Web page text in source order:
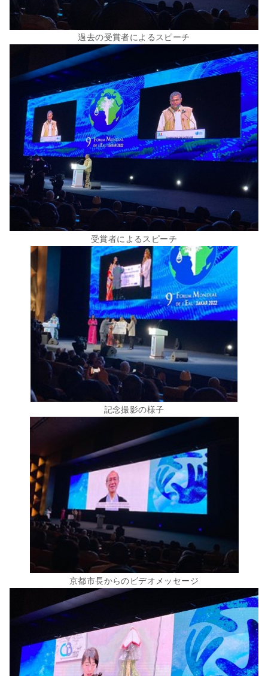
過去の受賞者によるスピーチ
受賞者によるスピーチ
記念撮影の様子
京都市長からのビデオメッセージ